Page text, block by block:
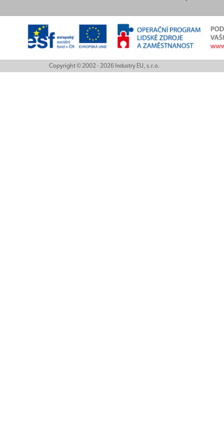
Copyright © 2002 - 2026 Industry EU, s.r.o.